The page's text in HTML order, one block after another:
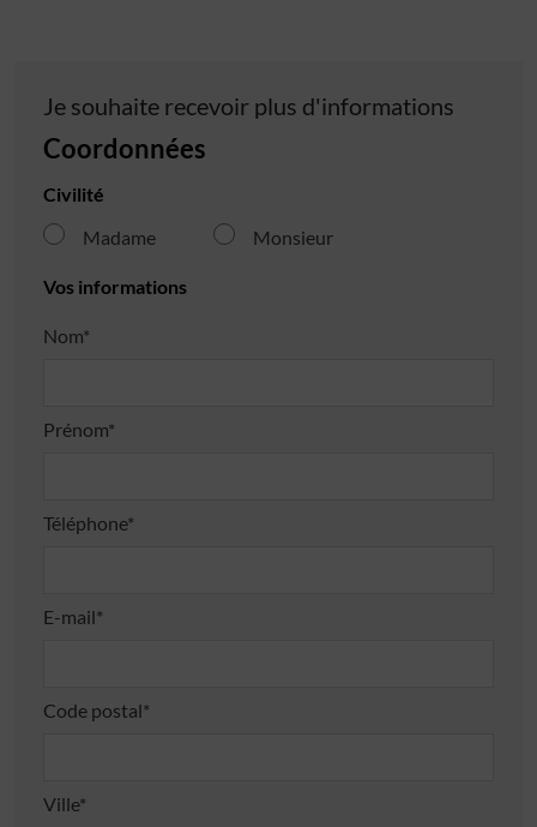
Je souhaite recevoir plus d'informations
Coordonnées
Civilité
Madame
Monsieur
Vos informations
Nom*
Prénom*
Téléphone*
E-mail*
Code postal*
Ville*